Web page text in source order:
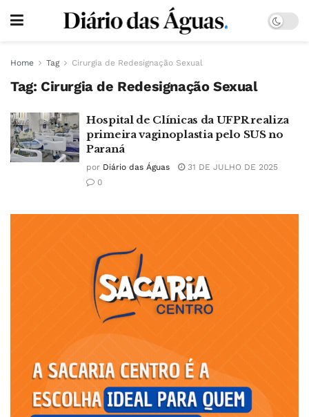
Home Tag Cirurgia de Redesignação Sexual
Tag: Cirurgia de Redesignação Sexual
Hospital de Clínicas da UFPR realiza
primeira vaginoplastia pelo SUS no
Paraná
por Diário das Águas
31 DE JULHO DE 2025
0